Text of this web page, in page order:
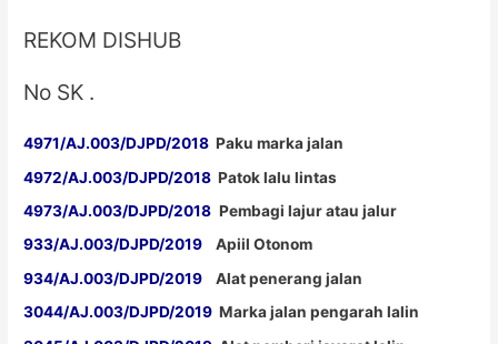
REKOM DISHUB
No SK .
4971/AJ.003/DJPD/2018 Paku marka jalan
4972/AJ.003/DJPD/2018 Patok lalu lintas
4973/AJ.003/DJPD/2018 Pembagi lajur atau jalur
933/AJ.003/DJPD/2019 Apiil Otonom
934/AJ.003/DJPD/2019 Alat penerang jalan
3044/AJ.003/DJPD/2019 Marka jalan pengarah lalin